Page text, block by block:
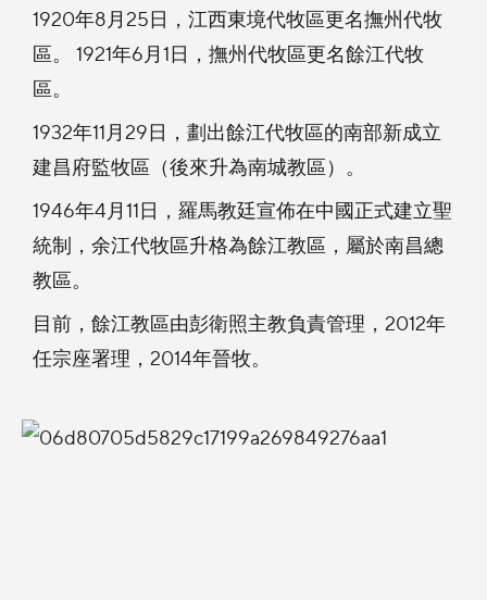
1920年8月25日，江西東境代牧區更名撫州代牧
區。 1921年6月1日，撫州代牧區更名餘江代牧
區。
1932年11月29日，劃出餘江代牧區的南部新成立
建昌府監牧區（後來升為南城教區）。
1946年4月11日，羅馬教廷宣佈在中國正式建立聖
統制，余江代牧區升格為餘江教區，屬於南昌總
教區。
目前，餘江教區由彭衛照主教負責管理，2012年
任宗座署理，2014年晉牧。